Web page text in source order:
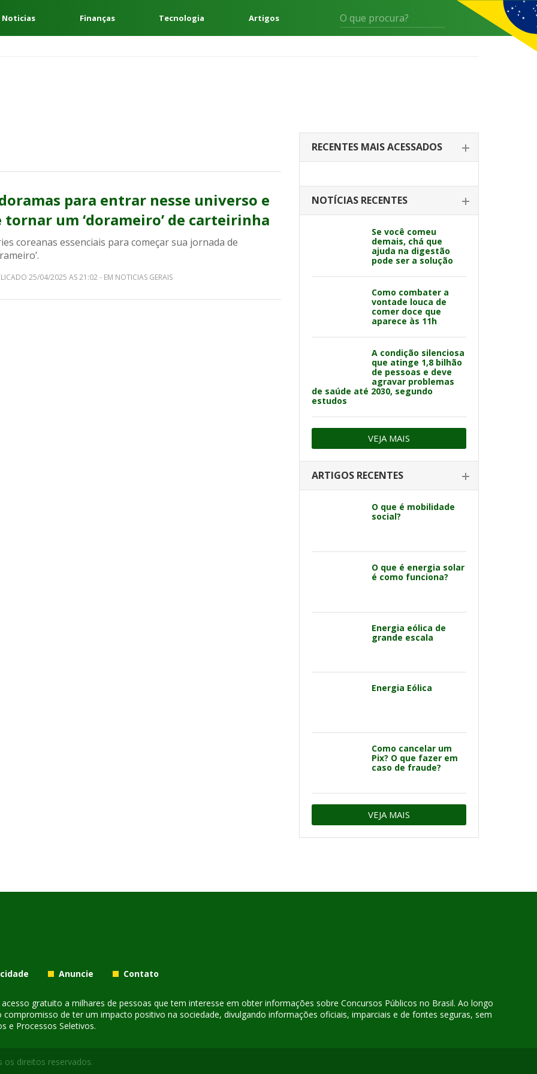
Finanças Tecnologia Artigos
para entrar nesse universo e
tornar um ‘dorameiro’ de carteirinha
coreanas essenciais para começar sua jornada de
25/04/2025 AS 21:02 - EM NOTICIAS GERAIS
RECENTES MAIS ACESSADOS
NOTÍCIAS RECENTES
Se você comeu
demais, chá que
ajuda na digestão
pode ser a solução
Como combater a
vontade louca de
comer doce que
aparece às 11h
A condição silenciosa
que atinge 1,8 bilhão
de pessoas e deve
agravar problemas
de saúde até 2030, segundo
estudos
VEJA MAIS
ARTIGOS RECENTES
O que é mobilidade
social?
O que é energia solar
é como funciona?
Energia eólica de
grande escala
Energia Eólica
Como cancelar um
Pix? O que fazer em
caso de fraude?
VEJA MAIS
Anuncie Contato
gratuito a milhares de pessoas que tem interesse em obter informações sobre Concursos Públicos no Brasil. Ao longo
de ter um impacto positivo na sociedade, divulgando informações oficiais, imparciais e de fontes seguras, sem
e Processos Seletivos.
os direitos reservados.